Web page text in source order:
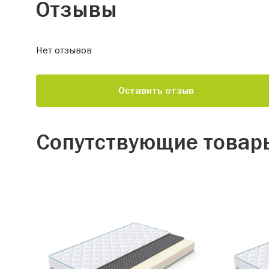
Отзывы
Нет отзывов
Оставить отзыв
Сопутствующие